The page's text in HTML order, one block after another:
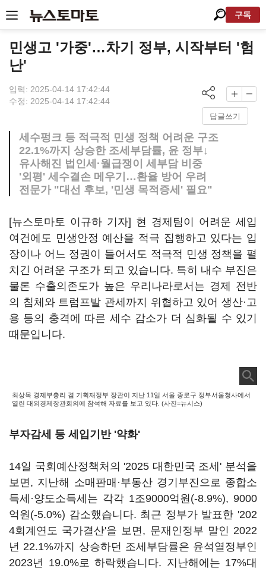
구독
민생고 '가중'…차기 정부, 시작부터 '험
난'
입력: 2025-04-14 17:42:44
수정: 2025-04-14 17:42:44
답글쓰기
세수펑크 등 적극적 민생 정책 어려운 구조
22.1%까지 상승한 조세부담률, 윤 정부↓
유사해진 법인세·월급쟁이 세부담 비중
'외평' 세수결손 메우기…환율 방어 우려
전문가 "대선 후보, '민생 목적증세' 필요"
[뉴스토마토 이규하 기자] 현 경제팀이 어려운 세입
여건에도 민생안정 예산을 적극 집행하고 있다는 입
장이나 어느 정권이 들어서도 적극적 민생 정책을 펼
치긴 어려운 구조가 되고 있습니다. 특히 내수 부진은
물론 수출의존도가 높은 우리나라로서는 경제 전반
의 침체와 트럼프발 관세까지 위협하고 있어 생산·고
용 등의 충격에 따른 세수 감소가 더 심화될 수 있기
때문입니다.
최상목 경제부총리 겸 기획재정부 장관이 지난 11일 서울 종로구 정부서울청사에서
열린 대외경제장관회의에 참석해 자료를 보고 있다. (사진=뉴시스)
부자감세 등 세입기반 '약화'
14일 국회예산정책처의 '2025 대한민국 조세' 분석을
보면, 지난해 소매판매·부동산 경기부진으로 종합소
득세·양도소득세는 각각 1조9000억원(-8.9%), 9000
억원(-5.0%) 감소했습니다. 최근 정부가 발표한 '202
4회계연도 국가결산'을 보면, 문재인정부 말인 2022
년 22.1%까지 상승하던 조세부담률은 윤석열정부인
2023년 19.0%로 하락했습니다. 지난해에는 17%대